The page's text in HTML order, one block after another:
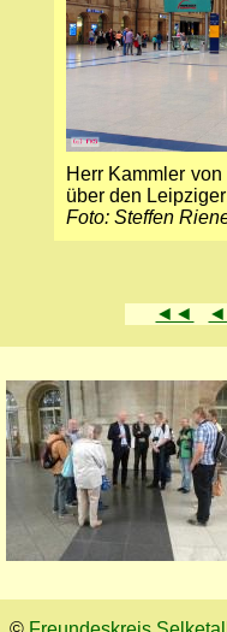
Herr Kammler
über den
Foto: Steffen
◄◄ ◄